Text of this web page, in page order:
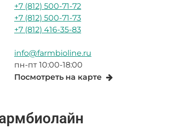
+7 (812) 500-71-72
+7 (812) 500-71-73
+7 (812) 416-35-83
info@farmbioline.ru
пн-пт 10:00-18:00
Посмотреть на карте